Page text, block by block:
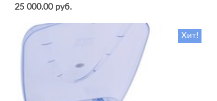
25 000.00 руб.
Хит!